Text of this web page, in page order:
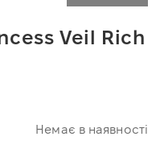
Veil Rich
Немає в наявності